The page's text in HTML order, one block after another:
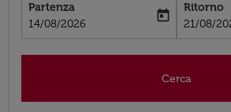
Partenza
fc-booking-departure-date-aria-label
14/08/2026
today
Ritorno
fc-
21/08/
Cerca